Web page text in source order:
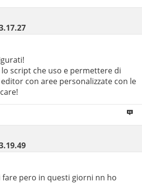
script che uso e permettere di
con aree personalizzate con le
pero in questi giorni nn ho